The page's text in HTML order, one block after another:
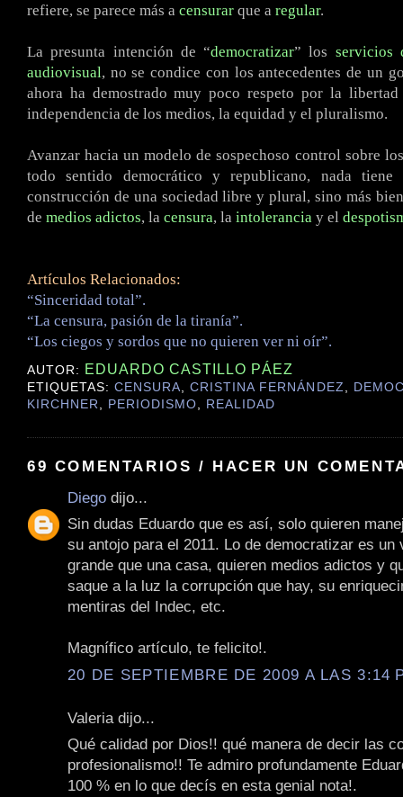
refiere, se parece más a censurar que a regular.
La presunta intención de “democratizar” los servicios
audiovisual, no se condice con los antecedentes de un
ahora ha demostrado muy poco respeto por la
independencia de los medios, la equidad y el pluralismo.
Avanzar hacia un modelo de sospechoso control sobre
todo sentido democrático y republicano, nada
construcción de una sociedad libre y plural, sino más
de medios adictos, la censura, la intolerancia y el
Artículos Relacionados:
“Sinceridad total”.
“La censura, pasión de la tiranía”.
“Los ciegos y sordos que no quieren ver ni oír”.
AUTOR: EDUARDO CASTILLO PÁEZ
ETIQUETAS:CENSURA,CRISTINA FERNÁNDEZ,
KIRCHNER, PERIODISMO, REALIDAD
69 COMENTARIOS / HACER UN
Diego dijo...
Sin dudas Eduardo que es así, solo quieren
su antojo para el 2011. Lo de democratizar es un
grande que una casa, quieren medios adictos y
saque a la luz la corrupción que hay, su
mentiras del Indec, etc.
Magnífico artículo, te felicito!.
20 DE SEPTIEMBRE DE 2009 A LAS 3:14
Valeria dijo...
Qué calidad por Dios!! qué manera de decir las
profesionalismo!! Te admiro profundamente
100 % en lo que decís en esta genial nota!.